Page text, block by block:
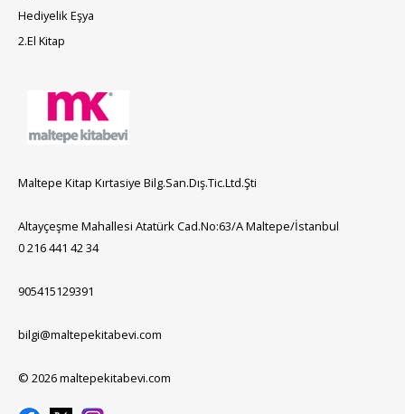
Hediyelik Eşya
2.El Kitap
Maltepe Kitap Kırtasiye Bilg.San.Dış.Tic.Ltd.Şti
Altayçeşme Mahallesi Atatürk Cad.No:63/A Maltepe/İstanbul
0 216 441 42 34
905415129391
bilgi@maltepekitabevi.com
© 2026 maltepekitabevi.com